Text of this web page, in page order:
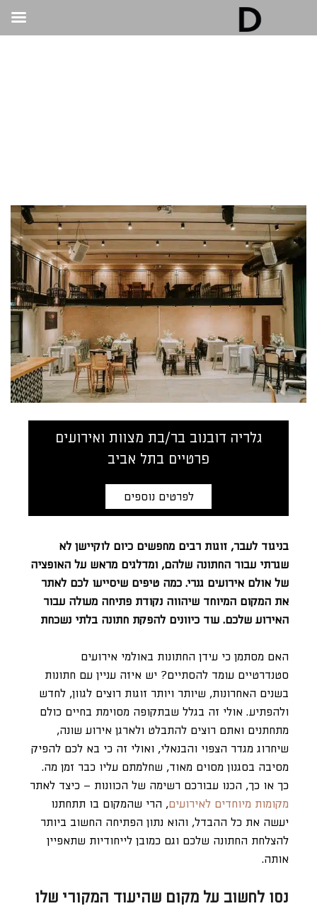
גלריה דובנוב בר/בת מצוות ואירועים
פרטיים בתל אביב
לפרטים נוספים
בניגוד לעבר, זוגות רבים מחפשים כיום לוקיישן לא
שגרתי עבור החתונה שלהם, ומדלגים מראש על האופציה
של אולם אירועים גנרי. כמה טיפים שיסייעו לכם לאתר
את המקום המיוחד שיהווה נקודת פתיחה מעולה עבור
האירוע שלכם. עוד כיוונים להפקת חתונה בלתי נשכחת
האם מסתמן כי עידן החתונות באולמי אירועים
סטנדרטיים עומד להסתיים? יש איזה עניין עם חתונות
בשנים האחרונות, שיותר ויותר זוגות רוצים לגוון, לחדש
ולהפתיע. אולי זה בגלל שבתקופה מסוימת בחיים כולם
מתחתנים ואתם רוצים להתבלט ולארגן אירוע שונה,
שיחרוג מגדר הצפוי והבנאלי, ואולי זה כי בא לכם להפיק
מסיבה בסגנון מסוים מאוד, שחלמתם עליו כבר זמן מה.
כך או כך, הכנו עבורכם רשימה של הכוונות – כיצד לאתר
מקומות מיוחדים לאירועים, הרי שהמקום בו תתחתנו
יעשה את כל ההבדל, והוא נתון הפתיחה החשוב ביותר
להצלחת החתונה שלכם וגם כמובן לייחודיות שתאפיין
אותה.
נסו לחשוב על מקום שהיעוד המקורי שלו